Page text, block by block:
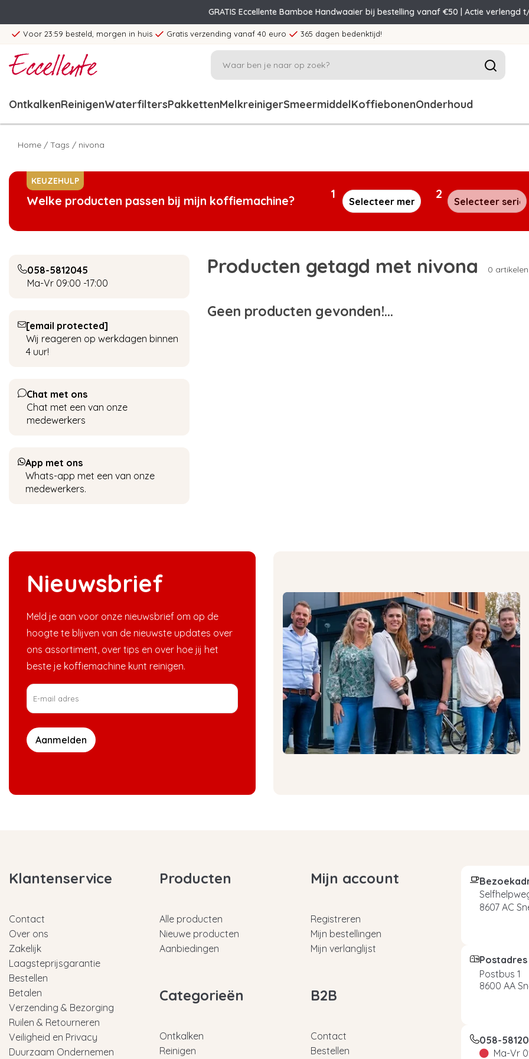
GRATIS Eccellente Bamboe Handwaaier bij bestelling vanaf €50 | Actie verlengd
Voor 23:59 besteld, morgen in huis Gratis verzending vanaf 40 euro 365 dagen bedenktijd!
OntkalkenReinigenWaterfiltersPakkettenMelkreinigerSmeermiddelKoffiebonenOnderhoud
Home / Tags / nivona
KEUZEHULP
Welke producten passen bij mijn koffiemachine? 1 2
058-5812045
Ma-Vr 09:00 -17:00
[email protected]
Wij reageren op werkdagen binnen
4 uur!
Chat met ons
Chat met een van onze
medewerkers
App met ons
Whats-app met een van onze
medewerkers.
Producten getagd met nivona 0 artikelen
Geen producten gevonden!...
Nieuwsbrief
Meld je aan voor onze nieuwsbrief om op de
hoogte te blijven van de nieuwste updates over
ons assortiment, over tips en over hoe jij het
beste je koffiemachine kunt reinigen.
Aanmelden
Klantenservice
Contact
Over ons
Zakelijk
Laagsteprijsgarantie
Bestellen
Betalen
Verzending & Bezorging
Ruilen & Retourneren
Veiligheid en Privacy
Duurzaam Ondernemen
Producten
Alle producten
Nieuwe producten
Aanbiedingen
Categorieën
Ontkalken
Reinigen
Mijn account
Registreren
Mijn bestellingen
Mijn verlanglijst
B2B
Contact
Bestellen
8607 AC
Postadres
Postbus 1
8600 AA
058-
Ma-Vr